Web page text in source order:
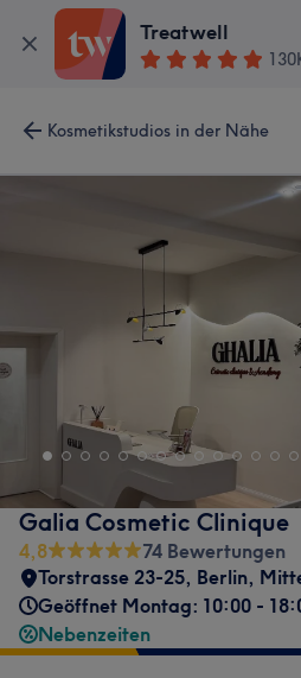
Treatwell
Kosmetikstudios in der Nähe
Galia Cosmetic Clinique
4,8
74 Bewertungen
Torstrasse 23-25, Berlin,
Geöffnet Montag: 10:00 -
Nebenzeiten